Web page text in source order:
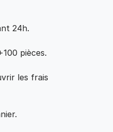
24h.
pièces.
les frais